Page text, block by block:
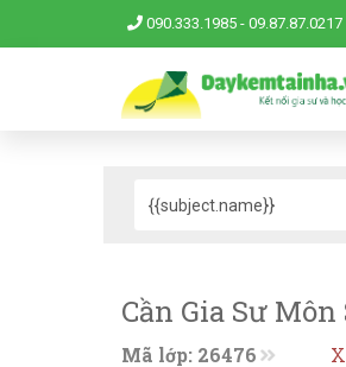
090.333.1985 - 09.87.87.0217
Cần Gia Sư
Mã lớp: 26476